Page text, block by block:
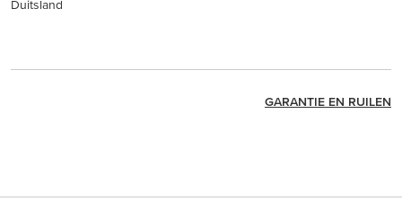
Duitsland
GARANTIE EN RUILEN